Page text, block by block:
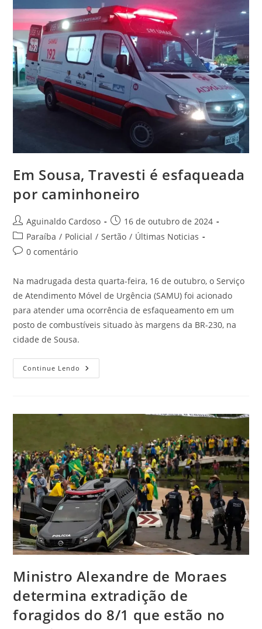
Em Sousa, Travesti é esfaqueada
por caminhoneiro
Aguinaldo Cardoso
16 de outubro de 2024
Paraíba / Policial / Sertão / Últimas Noticias
0 comentário
Na madrugada desta quarta-feira, 16 de outubro, o Serviço
de Atendimento Móvel de Urgência (SAMU) foi acionado
para atender uma ocorrência de esfaqueamento em um
posto de combustíveis situado às margens da BR-230, na
cidade de Sousa.
Continue Lendo
Ministro Alexandre de Moraes
determina extradição de
foragidos do 8/1 que estão no